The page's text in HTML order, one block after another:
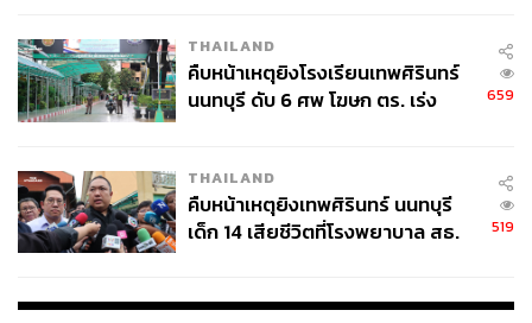
THAILAND
คืบหน้าเหตุยิงโรงเรียนเทพศิรินทร์
นนทบุรี ดับ 6 ศพ โฆษก ตร. เร่ง
659
THAILAND
คืบหน้าเหตุยิงเทพศิรินทร์ นนทบุรี
เด็ก 14 เสียชีวิตที่โรงพยาบาล สธ.
519